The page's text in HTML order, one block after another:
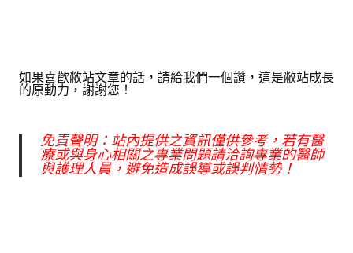
如果喜歡敝站文章的話，請給我們一個讚，這是敝站成長
的原動力，謝謝您！
免責聲明：站內提供之資訊僅供參考，若有醫
療或與身心相關之專業問題請洽詢專業的醫師
與護理人員，避免造成誤導或誤判情勢！